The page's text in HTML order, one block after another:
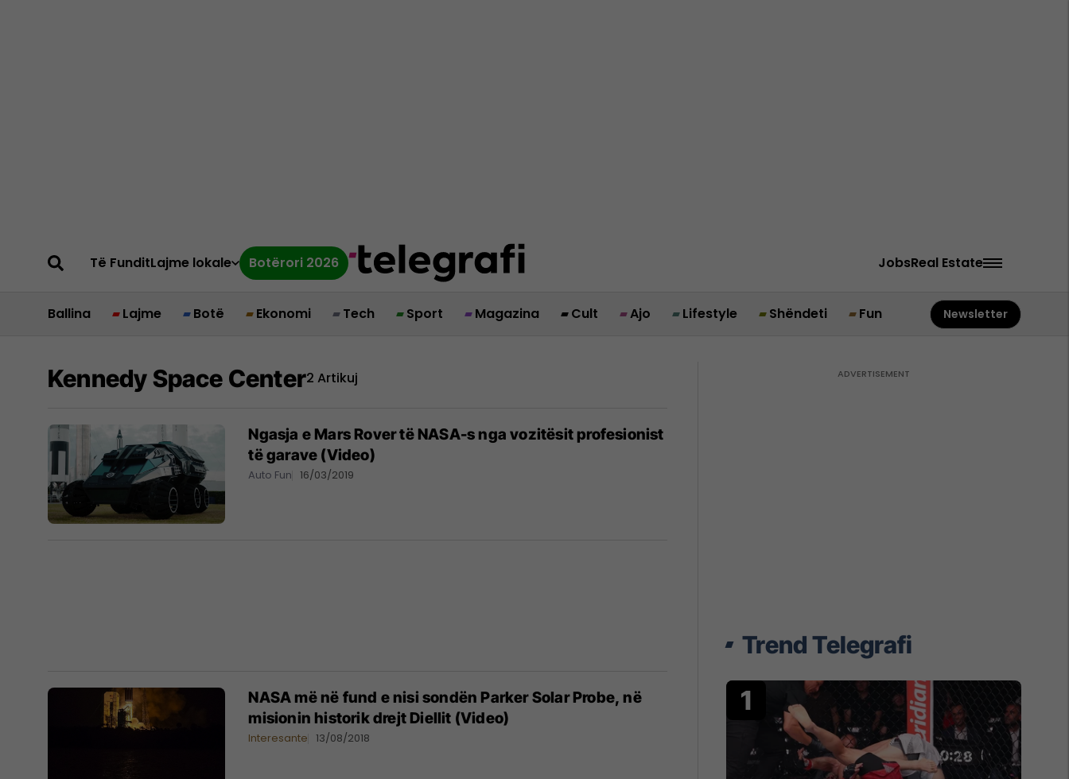
Të FunditLajme lokale Botërori 2026 JobsReal Estate
Ballina Lajme Botë Ekonomi Tech Sport Magazina Cult Ajo Lifestyle Shëndeti Fun Newsletter
Kennedy Space Center2 Artikuj
Ngasja e Mars Rover të NASA-s nga vozitësit profesionist
të garave (Video)
Auto Fun 16/03/2019
NASA më në fund e nisi sondën Parker Solar Probe, në
misionin historik drejt Diellit (Video)
Interesante 13/08/2018
Trend Telegrafi